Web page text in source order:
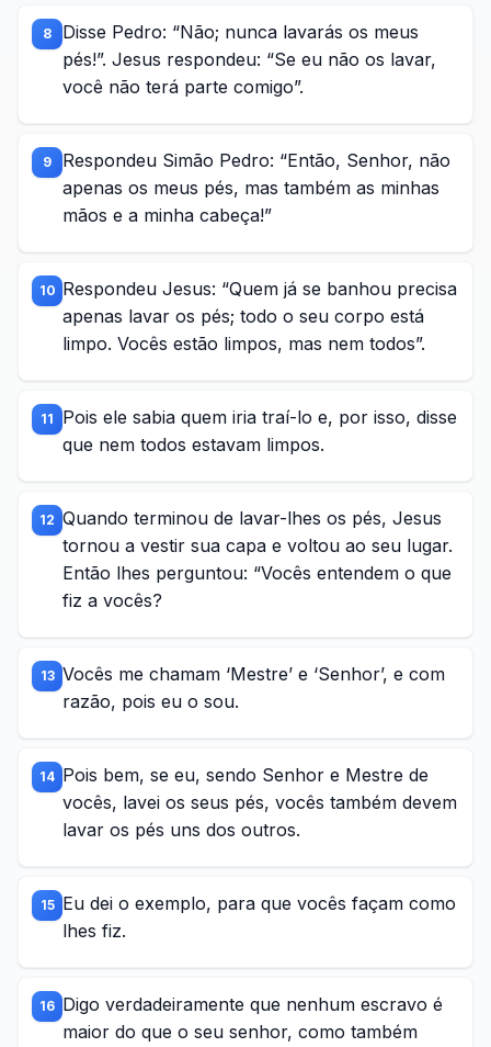
8
Disse Pedro: “Não; nunca lavarás os meus
pés!”. Jesus respondeu: “Se eu não os lavar,
você não terá parte comigo”.
9
Respondeu Simão Pedro: “Então, Senhor, não
apenas os meus pés, mas também as minhas
mãos e a minha cabeça!”
10 Respondeu Jesus: “Quem já se banhou precisa
apenas lavar os pés; todo o seu corpo está
limpo. Vocês estão limpos, mas nem todos”.
11
Pois ele sabia quem iria traí-lo e, por isso, disse
que nem todos estavam limpos.
12 Quando terminou de lavar-lhes os pés, Jesus
tornou a vestir sua capa e voltou ao seu lugar.
Então lhes perguntou: “Vocês entendem o que
fiz a vocês?
13 Vocês me chamam ‘Mestre’ e ‘Senhor’, e com
razão, pois eu o sou.
14 Pois bem, se eu, sendo Senhor e Mestre de
vocês, lavei os seus pés, vocês também devem
lavar os pés uns dos outros.
15 Eu dei o exemplo, para que vocês façam como
lhes fiz.
16 Digo verdadeiramente que nenhum escravo é
maior do que o seu senhor, como também